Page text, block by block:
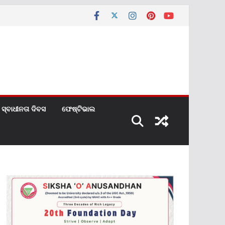
ସ୍ବାଧୀନତା ଦିବସ ଫେଷ୍ଟିଭାଲ